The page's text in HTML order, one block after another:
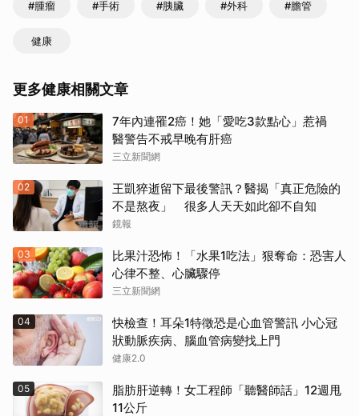
#腫瘤 #手術 #胰臟 #外科 #膽管
健康
更多健康相關文章
01
7年內連罹2癌！她「愛吃3款點心」惹禍
醫警告不戒早晚有肝癌
三立新聞網
02
王凱猝逝留下最後警訊？醫揭「真正危險的
不是熬夜」 很多人天天如此卻不自知
鏡報
03
比果汁恐怖！「水果1吃法」狠奪命：恐害人
心律不整、心臟驟停
三立新聞網
04
快檢查！耳朵1特徵恐是心血管警訊 小心冠
狀動脈疾病、腦血管病變找上門
健康2.0
05
脂肪肝逆轉！女工程師「聽醫師話」12週甩
11公斤